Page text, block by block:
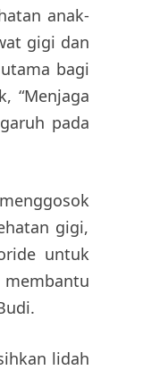
anak-
gigi dan
bagi
“Menjaga
pada
gigi,
untuk
lidah